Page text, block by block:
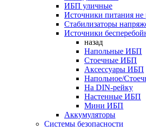
ИБП уличные
Источники питания не
Стабилизаторы
Источники
назад
Напольные ИБП
Стоечные ИБП
Аксессуары ИБП
Напольное/
На DIN-рейку
Настенные ИБП
Мини ИБП
Аккумуляторы
Системы безопасности